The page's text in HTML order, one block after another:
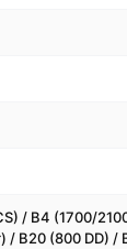
/ B4 (1700/
B20 (800 DD)